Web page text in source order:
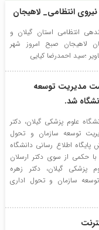
ورزش کارگری
شورای‌عالی
منطقه آزاد انزلی
شورای
شد
انتظامی_ لاهیجان
انتظامی استان گیلان و
لاهیجان صبح امروز شهر
؛سید احمدرضا کیایی
مدیریت توسعه
شد.
علوم پزشکی گیلان، دکتر
توسعه سازمان و تحول
پایگاه اطلاع رسانی دانشگاه
حکمی از سوی دکتر ارسلان
پزشکی گیلان، دکتر زهره
سازمان و تحول اداری